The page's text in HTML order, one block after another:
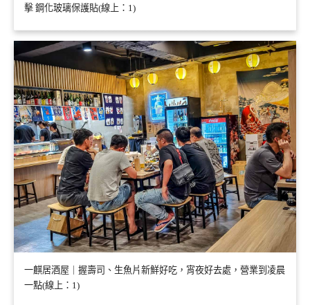
擊 鋼化玻璃保護貼(線上：1)
一麒居酒屋｜握壽司、生魚片新鮮好吃，宵夜好去處，營業到凌晨
一點(線上：1)